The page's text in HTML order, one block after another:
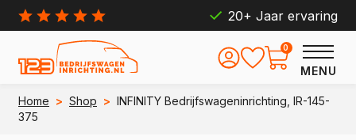
20+ Jaar ervaring
MENU
0
Home > Shop > INFINITY Bedrijfswageninrichting, IR-145-
375